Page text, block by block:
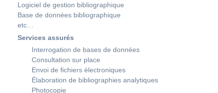
Logiciel de gestion bibliographique
Base de données bibliographique
etc…
Services assurés
Interrogation de bases de données
Consultation sur place
Envoi de fichiers électroniques
Élaboration de bibliographies analytiques
Photocopie